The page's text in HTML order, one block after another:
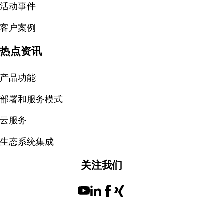
活动事件
客户案例
热点资讯
产品功能
部署和服务模式
云服务
生态系统集成
关注我们